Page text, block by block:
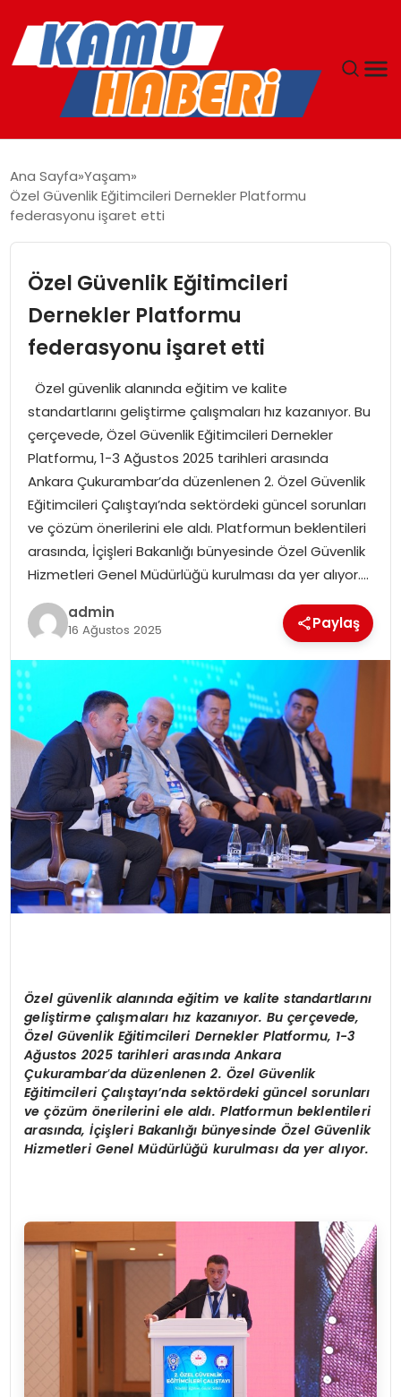
YAŞAM
EKONOMI
SPOR
TEKNOLOJI
EĞITIM
GENEL
Ana Sayfa Yaşam
Özel Güvenlik Eğitimcileri Dernekler Platformu
federasyonu işaret etti
Özel Güvenlik Eğitimcileri
Dernekler Platformu
federasyonu işaret etti
Özel güvenlik alanında eğitim ve kalite
standartlarını geliştirme çalışmaları hız kazanıyor. Bu
çerçevede, Özel Güvenlik Eğitimcileri Dernekler
Platformu, 1-3 Ağustos 2025 tarihleri arasında
Ankara Çukurambar’da düzenlenen 2. Özel Güvenlik
Eğitimcileri Çalıştayı’nda sektördeki güncel sorunları
ve çözüm önerilerini ele aldı. Platformun beklentileri
arasında, İçişleri Bakanlığı bünyesinde Özel Güvenlik
Hizmetleri Genel Müdürlüğü kurulması da yer alıyor….
admin
16 Ağustos 2025 Paylaş
Özel güvenlik alanında eğitim ve kalite standartlarını
geliştirme çalışmaları hız kazanıyor. Bu çerçevede,
Özel Güvenlik Eğitimcileri Dernekler Platformu, 1-3
Ağustos 2025 tarihleri arasında Ankara
Çukurambar’da düzenlenen 2. Özel Güvenlik
Eğitimcileri Çalıştayı’nda sektördeki güncel sorunları
veçözümönerilerini ele aldı. Platformun beklentileri
arasında, İçişleri Bakanlığı bünyesinde Özel Güvenlik
Hizmetleri Genel Müdürlüğü kurulması da yer alıyor.